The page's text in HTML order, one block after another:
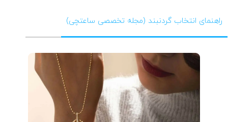
راهنمای انتخاب گردنبند (مجله تخصصی ساعتچی)